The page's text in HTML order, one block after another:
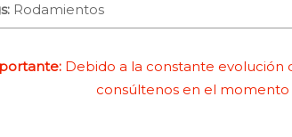
Rodamientos
Debido a la constante evolución
consúltenos en el momento